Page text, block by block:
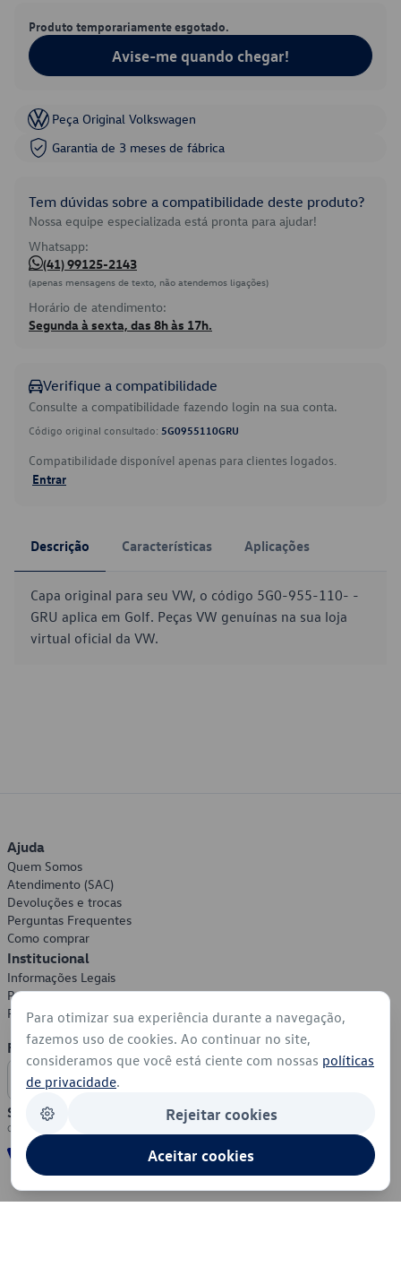
Produto temporariamente esgotado.
Avise-me quando chegar!
Peça Original Volkswagen
Garantia de 3 meses de fábrica
Tem dúvidas sobre a compatibilidade deste produto?
Nossa equipe especializada está pronta para ajudar!
Whatsapp:
(41) 99125-2143
(apenas mensagens de texto, não atendemos ligações)
Horário de atendimento:
Segunda à sexta, das 8h às 17h.
Verifique a compatibilidade
Consulte a compatibilidade fazendo login na sua conta.
Código original consultado: 5G0955110GRU
Compatibilidade disponível apenas para clientes logados.
Entrar
Descrição Características Aplicações
Capa original para seu VW, o código 5G0-955-110- -
GRU aplica em Golf. Peças VW genuínas na sua loja
virtual oficial da VW.
Ajuda
Quem Somos
Atendimento (SAC)
Devoluções e trocas
Perguntas Frequentes
Como comprar
Institucional
Informações Legais
Política de Privacidade
Política de Cookies
Formas de Pagamento
Segurança
Para otimizar sua experiência durante a navegação,
fazemos uso de cookies. Ao continuar no site,
consideramos que você está ciente com nossas políticas
de privacidade.
Rejeitar cookies
Aceitar cookies